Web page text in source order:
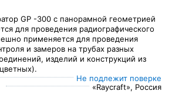
GP -300 с панорамной геометрией
для проведения радиографического
применяется для проведения
и замеров на трубах разных
изделий и конструкций из
Не подлежит поверке
«Raycraft», Россия